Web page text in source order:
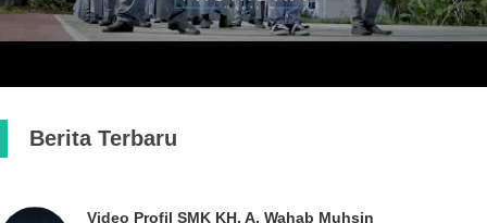
Berita Terbaru
Video Profil SMK KH. A. Wahab Muhsin